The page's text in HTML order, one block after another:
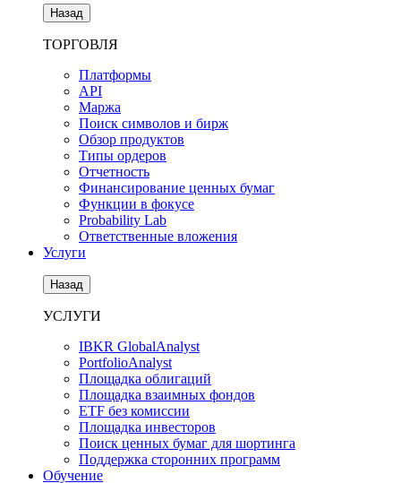
Назад
ТОРГОВЛЯ
Платформы
API
Маржа
Поиск символов и бирж
Обзор продуктов
Типы ордеров
Отчетность
Финансирование ценных бумаг
Функции в фокусе
Probability Lab
Ответственные вложения
Услуги
Назад
УСЛУГИ
IBKR GlobalAnalyst
PortfolioAnalyst
Площадка облигаций
Площадка взаимных фондов
ETF без комиссии
Площадка инвесторов
Поиск ценных бумаг для шортинга
Поддержка сторонних программ
Обучение